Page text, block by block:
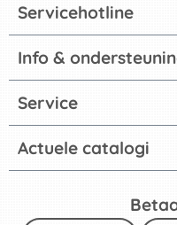
Actuele catalogi
Servicehotline
Info &
Service